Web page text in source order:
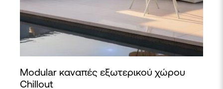
Modular καναπές εξωτερικού χώρου
Chillout